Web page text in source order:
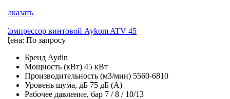
винтовой Aykom ATV 45
По запросу
Бренд Aydin
Мощность (кВт) 45 кВт
Производительность (м3/мин)5560-6810
Уровень шума, дБ 75 дБ (А)
Рабочее давление, бар 7 / 8 / 10/13